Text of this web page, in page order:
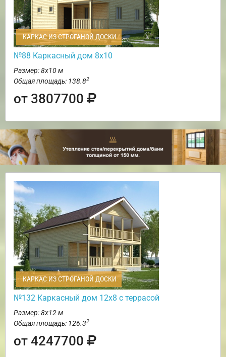
КАРКАС ИЗ СТРОГАНОЙ ДОСКИ
№88 Каркасный дом 8х10
Размер: 8х10 м
Общая площадь: 138.82
от 3807700
КАРКАС ИЗ СТРОГАНОЙ ДОСКИ
№132 Каркасный дом 12х8 с террасой
Размер: 8х12 м
Общая площадь: 126.32
от 4247700